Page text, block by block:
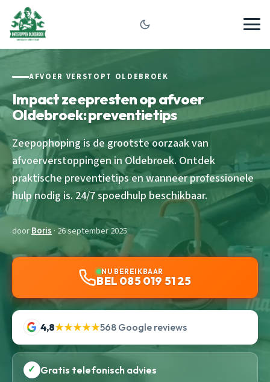
AFVOER VERSTOPT OLDEBROEK
Impact zeepresten op afvoer
Oldebroek: preventietips
Zeepophoping is de grootste oorzaak van
afvoerverstoppingen in Oldebroek. Ontdek
praktische preventietips en wanneer professionele
hulp nodig is. 24/7 spoedhulp beschikbaar.
doorBoris · 26 september 2025
NU BEREIKBAAR
BEL 085 019 51 25
4,8★★★★★568 Google reviews
✓ Gratis telefonisch advies